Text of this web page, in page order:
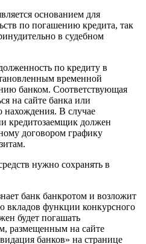
основанием для
по погашению кредита, так
в судебном
по кредиту в
временной
банком. Соответствующая
на сайте банка или
нахождения. В случае
кредитозаемщик должен
договором графику
нужно сохранять в
банк банкротом и возложит
вкладов функции конкурсного
будет погашать
размещенным на сайте
банков» на странице